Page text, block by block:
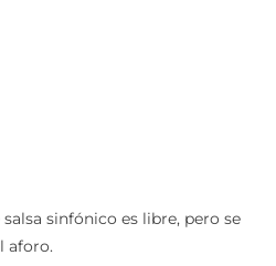
sinfónico es libre, pero se
aforo.